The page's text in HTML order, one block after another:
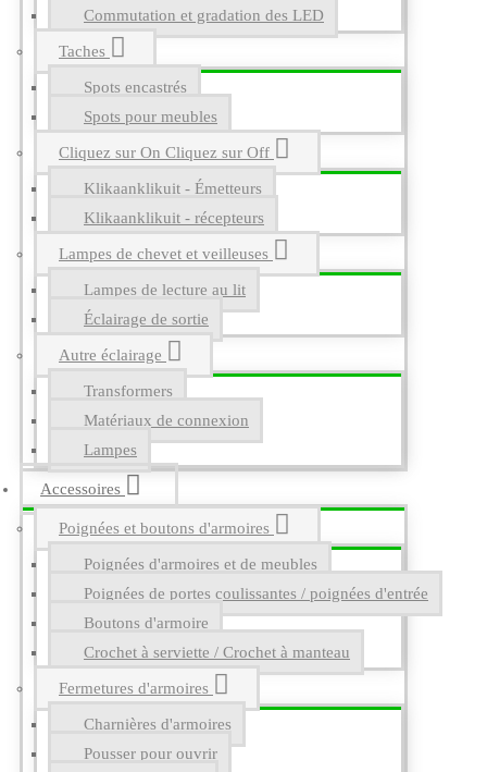
Commutation et gradation des LED
Taches
Spots encastrés
Spots pour meubles
Cliquez sur On Cliquez sur Off
Klikaanklikuit - Émetteurs
Klikaanklikuit - récepteurs
Lampes de chevet et veilleuses
Lampes de lecture au lit
Éclairage de sortie
Autre éclairage
Transformers
Matériaux de connexion
Lampes
Accessoires
Poignées et boutons d'armoires
Poignées d'armoires et de meubles
Poignées de portes coulissantes / poignées d'entrée
Boutons d'armoire
Crochet à serviette / Crochet à manteau
Fermetures d'armoires
Charnières d'armoires
Pousser pour ouvrir